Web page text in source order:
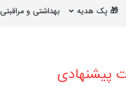
🎁 پک هدیه بهداشتی و مراقبتی
پیشنهادی